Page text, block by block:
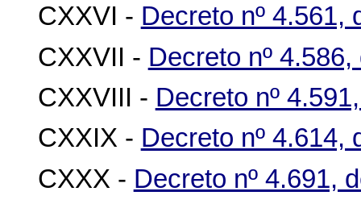
CXXVI - Decreto nº 4.561,
CXXVII - Decreto nº
CXXVIII - Decreto nº
CXXIX - Decreto nº 4.614,
CXXX - Decreto nº 4.691,